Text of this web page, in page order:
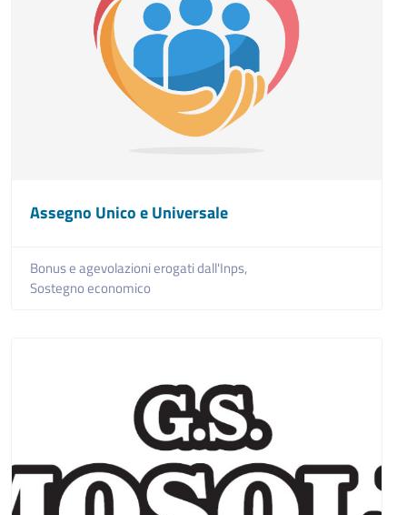
Assegno Unico e Universale
Bonus e agevolazioni erogati dall'Inps,
Sostegno economico